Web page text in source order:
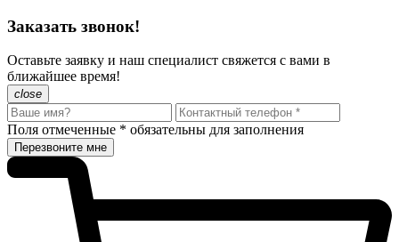
Заказать звонок!
Оставьте заявку и наш специалист свяжется с вами в
ближайшее время!
close
Поля отмеченные * обязательны для заполнения